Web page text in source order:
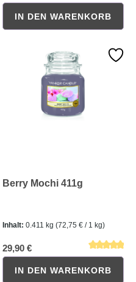
IN DEN WARENKORB
Berry Mochi 411g
Inhalt: 0.411 kg (72,75 € / 1 kg)
29,90 €
IN DEN WARENKORB